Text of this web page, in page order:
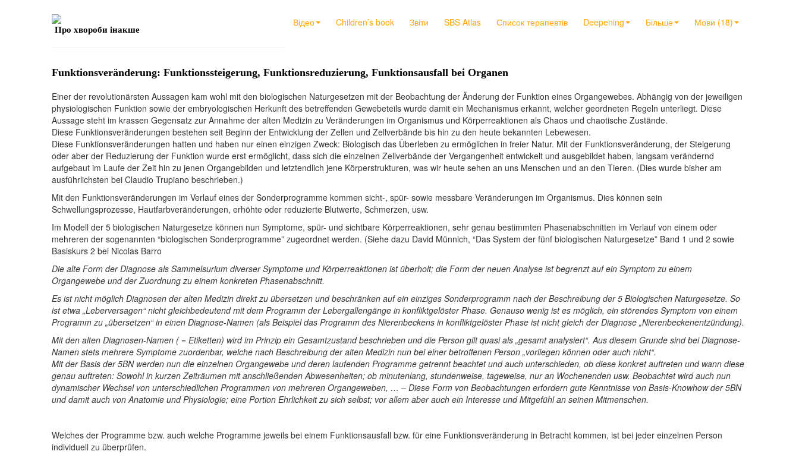
Відео Children’s book Звіти SBS Atlas Список терапевтів Deepening Більше Мови (18)
Про хвороби інакше
Funktionsveränderung: Funktionssteigerung, Funktionsreduzierung, Funktionsausfall bei Organen
Einer der revolutionärsten Aussagen kam wohl mit den biologischen Naturgesetzen mit der Beobachtung der Änderung der Funktion eines Organgewebes. Abhängig von der jeweiligen
physiologischen Funktion sowie der embryologischen Herkunft des betreffenden Gewebeteils wurde damit ein Mechanismus erkannt, welcher geordneten Regeln unterliegt. Diese
Aussage steht im krassen Gegensatz zur Annahme der alten Medizin zu Veränderungen im Organismus und Körperreaktionen als Chaos und chaotische Zustände.
Diese Funktionsveränderungen bestehen seit Beginn der Entwicklung der Zellen und Zellverbände bis hin zu den heute bekannten Lebewesen.
Diese Funktionsveränderungen hatten und haben nur einen einzigen Zweck: Biologisch das Überleben zu ermöglichen in freier Natur. Mit der Funktionsveränderung, der Steigerung
oder aber der Reduzierung der Funktion wurde erst ermöglicht, dass sich die einzelnen Zellverbände der Vergangenheit entwickelt und ausgebildet haben, langsam verändernd
aufgebaut im Laufe der Zeit hin zu jenen Organgebilden und letztendlich jene Körperstrukturen, was wir heute sehen an uns Menschen und an den Tieren. (Dies wurde bisher am
ausführlichsten bei Claudio Trupiano beschrieben.)
Mit den Funktionsveränderungen im Verlauf eines der Sonderprogramme kommen sicht-, spür- sowie messbare Veränderungen im Organismus. Dies können sein
Schwellungsprozesse, Hautfarbveränderungen, erhöhte oder reduzierte Blutwerte, Schmerzen, usw.
Im Modell der 5 biologischen Naturgesetze können nun Symptome, spür- und sichtbare Körperreaktionen, sehr genau bestimmten Phasenabschnitten im Verlauf von einem oder
mehreren der sogenannten “biologischen Sonderprogramme” zugeordnet werden. (Siehe dazu David Münnich, “Das System der fünf biologischen Naturgesetze” Band 1 und 2 sowie
Basiskurs 2 bei Nicolas Barro
Die alte Form der Diagnose als Sammelsurium diverser Symptome und Körperreaktionen ist überholt; die Form der neuen Analyse ist begrenzt auf ein Symptom zu einem
Organgewebe und der Zuordnung zu einem konkreten Phasenabschnitt.
Es ist nicht möglich Diagnosen der alten Medizin direkt zu übersetzen und beschränken auf ein einziges Sonderprogramm nach der Beschreibung der 5 Biologischen Naturgesetze. So
ist etwa „Leberversagen“ nicht gleichbedeutend mit dem Programm der Lebergallengänge in konfliktgelöster Phase. Genauso wenig ist es möglich, ein störendes Symptom von einem
Programm zu „übersetzen“ in einen Diagnose-Namen (als Beispiel das Programm des Nierenbeckens in konfliktgelöster Phase ist nicht gleich der Diagnose „Nierenbeckenentzündung).
Mit den alten Diagnosen-Namen ( = Etiketten) wird im Prinzip ein Gesamtzustand beschrieben und die Person gilt quasi als „gesamt analysiert“. Aus diesem Grunde sind bei Diagnose-
Namen stets mehrere Symptome zuordenbar, welche nach Beschreibung der alten Medizin nun bei einer betroffenen Person „vorliegen können oder auch nicht“.
Mit der Basis der 5BN werden nun die einzelnen Organgewebe und deren laufenden Programme getrennt beachtet und auch unterschieden, ob diese konkret auftreten und wann diese
genau auftreten: Sowohl in kurzen Zeiträumen mit anschließenden Abwesenheiten; ob minutenlang, stundenweise, tageweise, nur an Wochenenden usw. Beobachtet wird auch nun
dynamischer Wechsel von unterschiedlichen Programmen von mehreren Organgeweben, … – Diese Form von Beobachtungen erfordern gute Kenntnisse von Basis-Knowhow der 5BN
und damit auch von Anatomie und Physiologie; eine Portion Ehrlichkeit zu sich selbst; vor allem aber auch ein Interesse und Mitgefühl an seinen Mitmenschen.
Welches der Programme bzw. auch welche Programme jeweils bei einem Funktionsausfall bzw. für eine Funktionsveränderung in Betracht kommen, ist bei jeder einzelnen Person
individuell zu überprüfen.